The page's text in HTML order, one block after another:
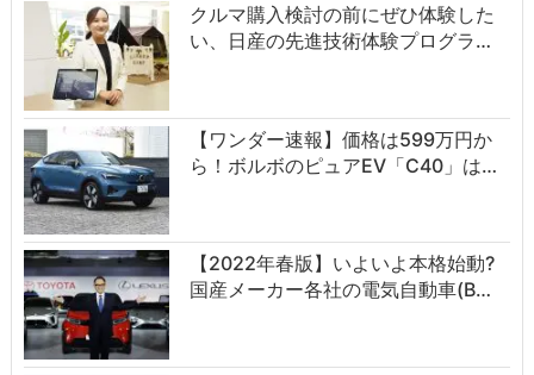
クルマ購入検討の前にぜひ体験した
い、日産の先進技術体験プログラ…
【ワンダー速報】価格は599万円か
ら！ボルボのピュアEV「C40」は…
【2022年春版】いよいよ本格始動?
国産メーカー各社の電気自動車(B…